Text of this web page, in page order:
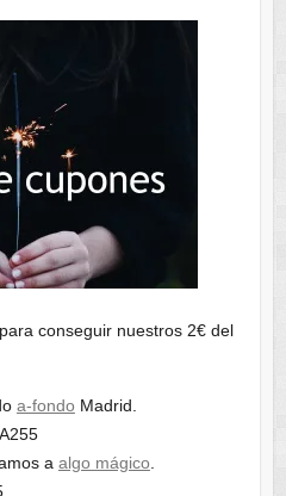
conseguir nuestros 2€ del
a-fondo Madrid.
a algo mágico